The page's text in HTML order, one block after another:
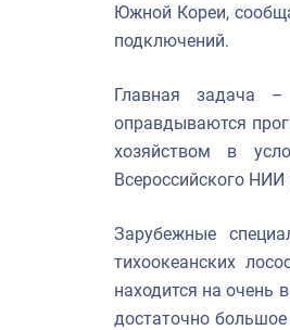
Южной Кореи,
подключений.
Главная задача –
оправдываются
хозяйством в
Всероссийского
Зарубежные
тихоокеанских
находится на очень
достаточно